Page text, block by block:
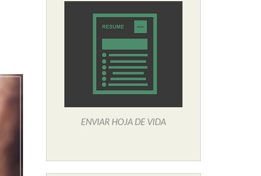
ENVIAR HOJA DE VIDA